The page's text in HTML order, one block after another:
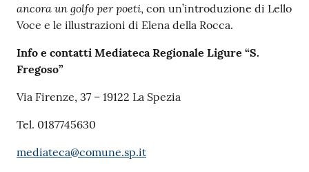
ancora un golfo per poeti, con un’introduzione di Lello
Voce e le illustrazioni di Elena della Rocca.
Info e contatti Mediateca Regionale Ligure “S.
Fregoso”
Via Firenze, 37 – 19122 La Spezia
Tel. 0187745630
mediateca@comune.sp.it